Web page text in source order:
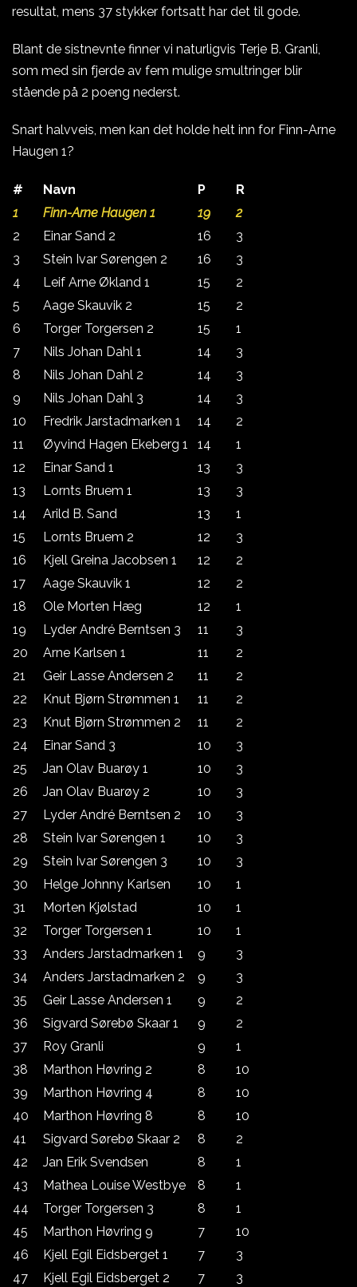
resultat, mens 37 stykker fortsatt har det til gode.
Blant de sistnevnte finner vi naturligvis Terje B. Granli,
som med sin fjerde av fem mulige smultringer blir
stående på 2 poeng nederst.
Snart halvveis, men kan det holde helt inn for Finn-Arne
Haugen 1?
# Navn P
R
1
Finn-Arne Haugen 1 19
2
2
Einar Sand 2 16
3
3
Stein Ivar Sørengen 2 16
3
4
Leif Arne Økland 1 15
2
5
Aage Skauvik 2 15
2
6
Torger Torgersen 2 15
1
7
Nils Johan Dahl 1 14
3
8
Nils Johan Dahl 2 14
3
9
Nils Johan Dahl 3 14
3
10
Fredrik Jarstadmarken 1 14
2
11
Øyvind Hagen Ekeberg 1 14
1
12
Einar Sand 1 13
3
13
Lornts Bruem 1 13
3
14
Arild B. Sand 13
1
15
Lornts Bruem 2 12
3
16
Kjell Greina Jacobsen 1 12
2
17
Aage Skauvik 1 12
2
18
Ole Morten Hæg 12
1
19
Lyder André Berntsen 3 11
3
20
Arne Karlsen 1 11
2
21
Geir Lasse Andersen 2 11
2
22
Knut Bjørn Strømmen 1 11
2
23
Knut Bjørn Strømmen 2 11
2
24
Einar Sand 3 10
3
25
Jan Olav Buarøy 1 10
3
26
Jan Olav Buarøy 2 10
3
27
Lyder André Berntsen 2 10
3
28
Stein Ivar Sørengen 1 10
3
29
Stein Ivar Sørengen 3 10
3
30
Helge Johnny Karlsen 10
1
31
Morten Kjølstad 10
1
32
Torger Torgersen 1 10
1
33
Anders Jarstadmarken 1 9
3
34
Anders Jarstadmarken 2 9
3
35
Geir Lasse Andersen 1 9
2
36
Sigvard Sørebø Skaar 1 9
2
37
Roy Granli 9
1
38
Marthon Høvring 2 8
10
39
Marthon Høvring 4 8
10
40
Marthon Høvring 8 8
10
41
Sigvard Sørebø Skaar 2 8
2
42
Jan Erik Svendsen 8
1
43
Mathea Louise Westbye 8
1
44
Torger Torgersen 3 8
1
45
Marthon Høvring 9 7
10
46
Kjell Egil Eidsberget 1 7
3
47
Kjell Egil Eidsberget 2 7
3